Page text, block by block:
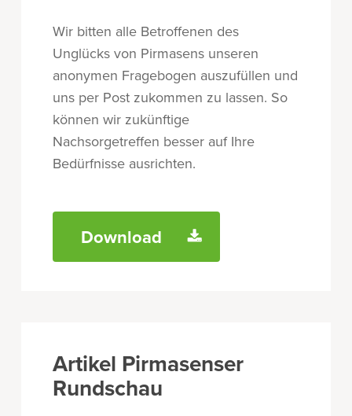
Wir bitten alle Betroffenen des
Unglücks von Pirmasens unseren
anonymen Fragebogen auszufüllen und
uns per Post zukommen zu lassen. So
können wir zukünftige
Nachsorgetreffen besser auf Ihre
Bedürfnisse ausrichten.
Download
Artikel Pirmasenser
Rundschau